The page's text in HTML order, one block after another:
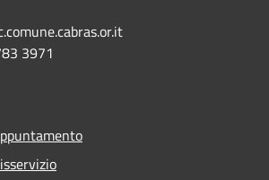
3971